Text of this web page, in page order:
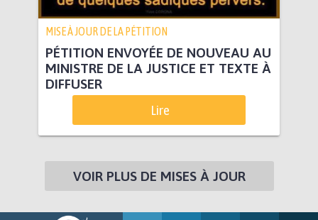
MISE À JOUR DE LA PÉTITION
PÉTITION ENVOYÉE DE NOUVEAU AU
MINISTRE DE LA JUSTICE ET TEXTE À
DIFFUSER
Lire
VOIR PLUS DE MISES À JOUR